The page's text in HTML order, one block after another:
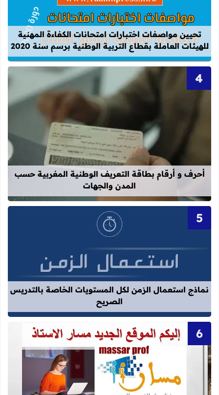
قراءة المزيد عن تحيين مواصفات
تحيين مواصفات اختبارات امتحانات الكفاءة المهنية
للهيئات العاملة بقطاع التربية الوطنية برسم سنة 2020
قراءة المزيد عن أحرف و أرقام
أحرف و أرقام بطاقة التعريف الوطنية المغربية حسب
المدن والجهات
قراءة المزيد عن نماذج استعمال
نماذج استعمال الزمن لكل المستويات الخاصة بالتدريس
الصريح
قراءة المزيد عن idprovider men gov ma massar men gov ma العنوان الجديد لموقع مسار